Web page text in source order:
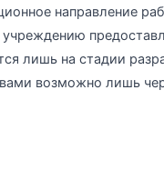
направление
лишь на стадии
возможно лишь